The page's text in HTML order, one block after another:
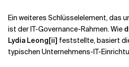
Ein weiteres Schlüsselelement, das
ist der IT-Governance-Rahmen. Wie
Lydia Leong[ii] feststellte, basiert
typischen Unternehmens-IT-